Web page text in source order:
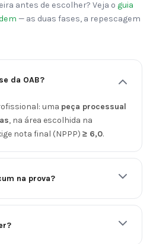
antes de escolher? Veja o guia
— as duas fases, a repescagem
da OAB?
uma peça processual
, na área escolhida na
nota final (NPPP) ≥ 6,0.
na prova?